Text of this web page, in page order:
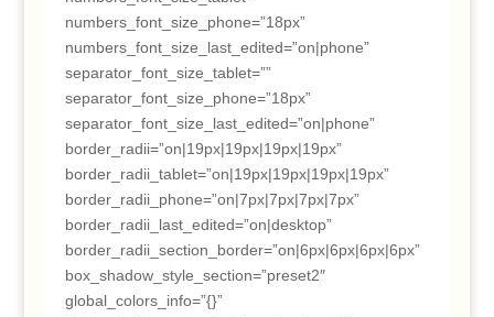
numbers_font_size_phone=”18px”
numbers_font_size_last_edited=”on|phone”
separator_font_size_tablet=””
separator_font_size_phone=”18px”
separator_font_size_last_edited=”on|phone”
border_radii=”on|19px|19px|19px|19px”
border_radii_tablet=”on|19px|19px|19px|19px”
border_radii_phone=”on|7px|7px|7px|7px”
border_radii_last_edited=”on|desktop”
border_radii_section_border=”on|6px|6px|6px|6px”
box_shadow_style_section=”preset2″
global_colors_info=”{}”